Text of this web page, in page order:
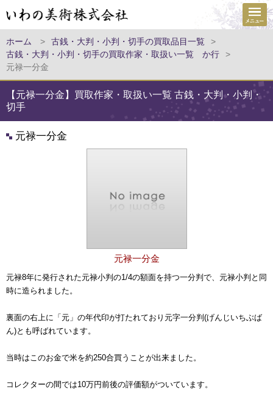
ホーム > 古銭・大判・小判・切手の買取品目一覧
>
古銭・大判・小判・切手の買取作家・取扱い一覧 か行
>
元禄一分金
【元禄一分金】買取作家・取扱い一覧 古銭・大判・小判・
切手
元禄一分金
元禄一分金
元禄8年に発行された元禄小判の1/4の額面を持つ一分判で、元禄小判と同
時に造られました。
裏面の右上に「元」の年代印が打たれており元字一分判(げんじいちぶば
ん)とも呼ばれています。
当時はこのお金で米を約250合買うことが出来ました。
コレクターの間では10万円前後の評価額がついています。